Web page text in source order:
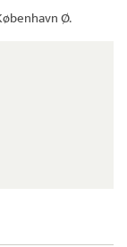
Ø.